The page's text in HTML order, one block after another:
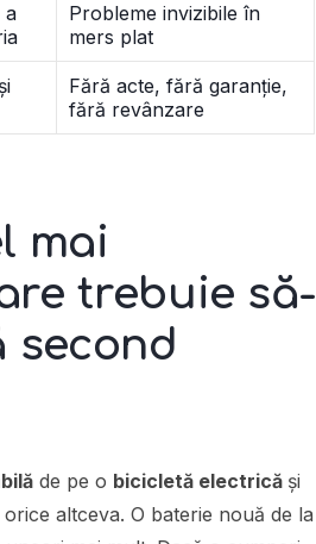
a
Probleme invizibile în
mers plat
Fără acte, fără garanție,
fără revânzare
mai
trebuie să-
second
de pe o bicicletă electrică și
altceva. O baterie nouă de la